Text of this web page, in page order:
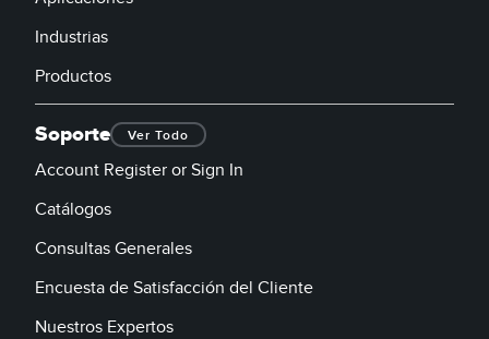
Industrias
Productos
Soporte Ver Todo
Account Register or Sign In
Catálogos
Consultas Generales
Encuesta de Satisfacción del Cliente
Nuestros Expertos